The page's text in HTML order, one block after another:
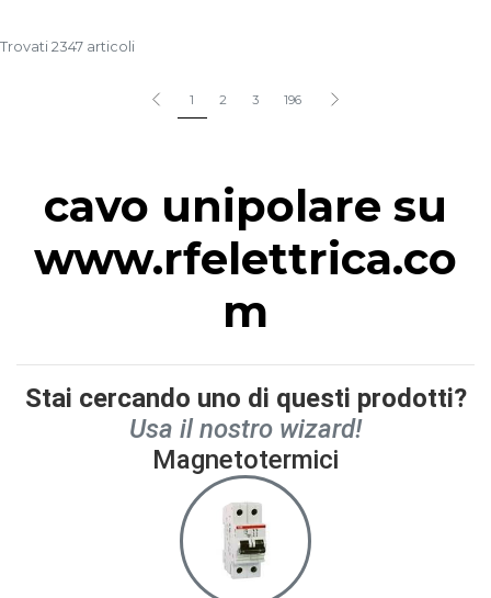
Trovati 2347 articoli
1 2 3 196
cavo unipolare su
www.rfelettrica.co
m
Stai cercando uno di questi prodotti?
Usa il nostro wizard!
Magnetotermici